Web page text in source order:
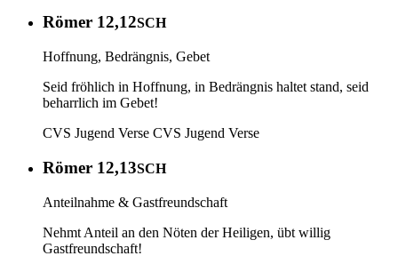
Römer 12,12SCH
Hoffnung, Bedrängnis, Gebet
Seid fröhlich in Hoffnung, in Bedrängnis haltet stand, seid
beharrlich im Gebet!
CVS Jugend Verse CVS Jugend Verse
Römer 12,13SCH
Anteilnahme & Gastfreundschaft
Nehmt Anteil an den Nöten der Heiligen, übt willig
Gastfreundschaft!